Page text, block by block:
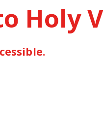
Holy